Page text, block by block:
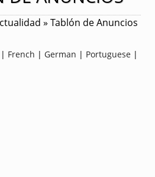
| French | German | Portuguese |
» Tablón de Anuncios